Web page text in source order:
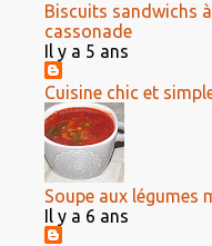
Biscuits sandwichs
cassonade
Il y a 5 ans
Cuisine chic et
Soupe aux légumes
Il y a 6 ans